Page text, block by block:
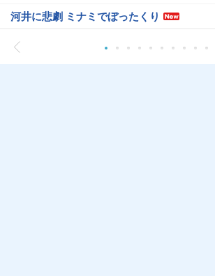
河井に悲劇 ミナミでぼったくり